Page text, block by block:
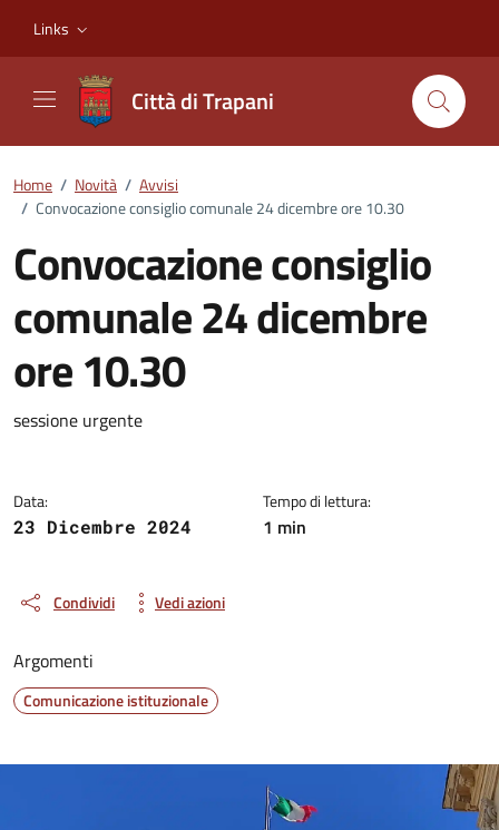
Links
Città di Trapani
Home / Novità / Avvisi
/ Convocazione consiglio comunale 24 dicembre ore 10.30
Convocazione consiglio
comunale 24 dicembre
ore 10.30
Dettagli della notizia
sessione urgente
Data:
23 Dicembre 2024
Tempo di lettura:
1 min
Condividi Vedi azioni
Argomenti
Comunicazione istituzionale